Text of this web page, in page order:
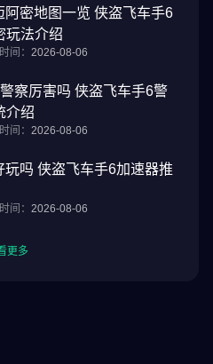
阿密地图一览 侠盗飞车手6
玩法介绍
间： 2026-08-06
察厉害吗 侠盗飞车手6警
介绍
间： 2026-08-06
玩吗 侠盗飞车手6加速器推
间： 2026-08-06
更多